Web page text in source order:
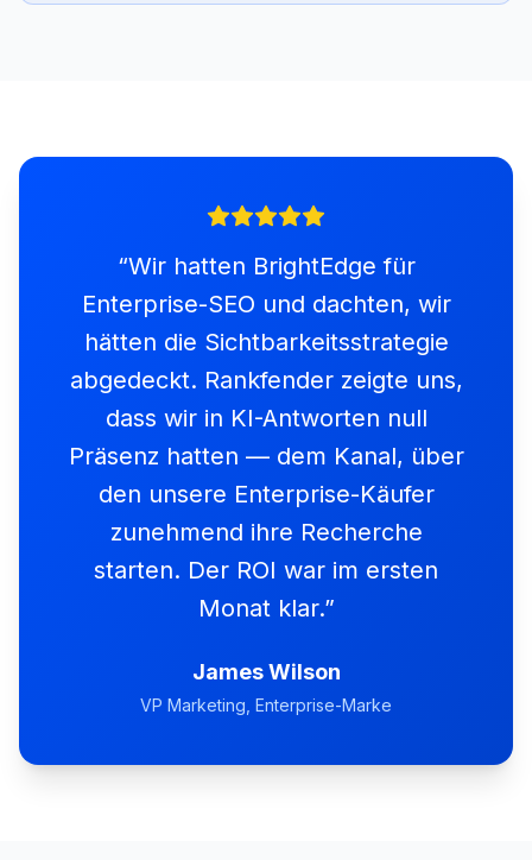
“Wir hatten BrightEdge für
Enterprise-SEO und dachten, wir
hätten die Sichtbarkeitsstrategie
abgedeckt. Rankfender zeigte uns,
dass wir in KI-Antworten null
Präsenz hatten — dem Kanal, über
den unsere Enterprise-Käufer
zunehmend ihre Recherche
starten. Der ROI war im ersten
Monat klar.”
James Wilson
VP Marketing , Enterprise-Marke